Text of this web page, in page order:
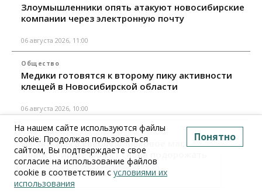
Злоумышленники опять атакуют новосибирские
компании через электронную почту
06 августа 2026, 11:00
Общество
Медики готовятся к второму пику активности
клещей в Новосибирской области
06 августа 2026, 10:00
Общество
Из-за жары в Европе оливковое масло в
Новосибирске может снова подорожать
06 августа 2026, 09:00
На нашем сайте используются файлы
cookie. Продолжая пользоваться
сайтом, Вы подтверждаете свое
согласие на использование файлов
cookie в соответствии с условиями их
использования
Понятно